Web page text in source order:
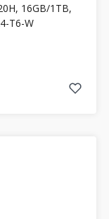
16GB/1TB,
T6-W